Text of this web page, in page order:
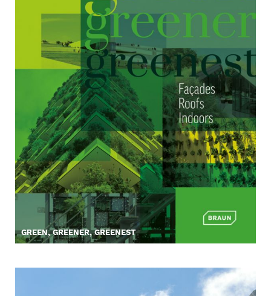
GREEN, GREENER, GREENEST